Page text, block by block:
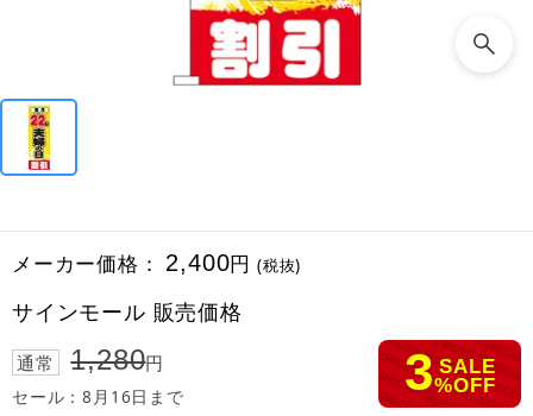
メーカー価格： 2,400円(税抜)
サインモール 販売価格
通常 1,280円
セール：8月16日まで 3 SALE
%OFF